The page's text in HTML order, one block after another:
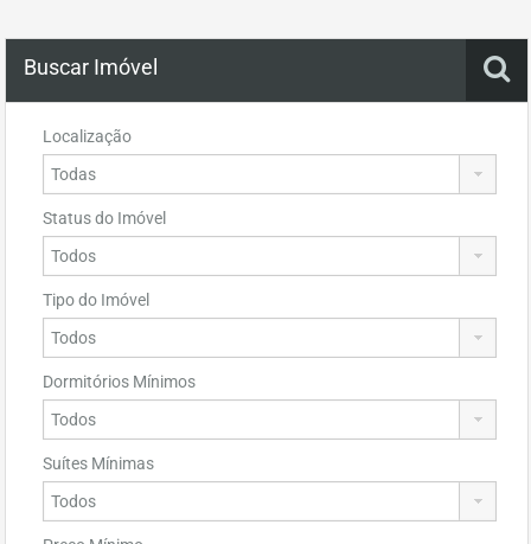
Buscar Imóvel
Localização
Status do Imóvel
Tipo do Imóvel
Dormitórios Mínimos
Suítes Mínimas